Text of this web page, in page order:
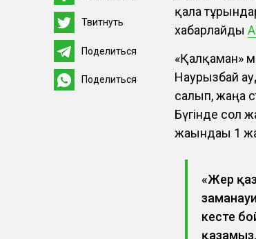
Твитнуть
Поделиться
Поделиться
қала
хабарлайды
«Қалқаман»
Наурызбай
салып, жаңа
Бүгінде сол
жағындағы 1
«Жер
кесте